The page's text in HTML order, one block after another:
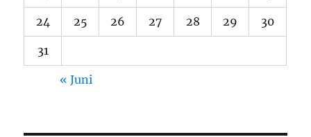
24 25 26 27 28 29 30
31
« Juni